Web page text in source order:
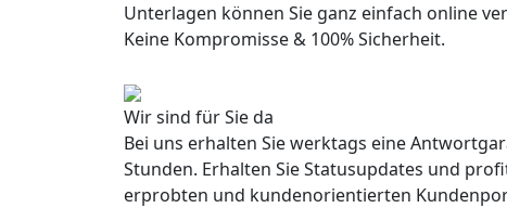
Unterlagen können Sie ganz einfach online
Keine Kompromisse & 100% Sicherheit.
Wir sind für Sie da
Bei uns erhalten Sie werktags eine
Stunden. Erhalten Sie Statusupdates und
erprobten und kundenorientierten